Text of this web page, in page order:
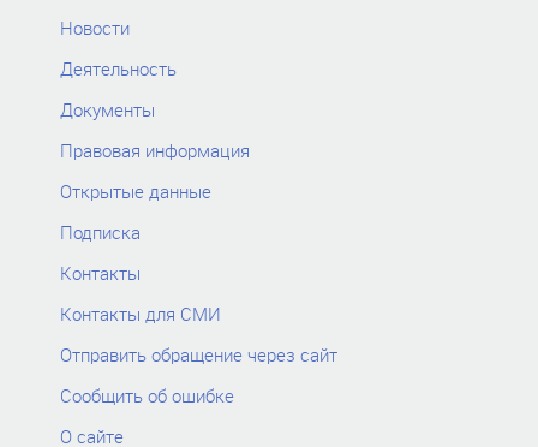
Новости
Деятельность
Документы
Правовая информация
Открытые данные
Подписка
Контакты
Контакты для СМИ
Отправить обращение через сайт
Сообщить об ошибке
О сайте